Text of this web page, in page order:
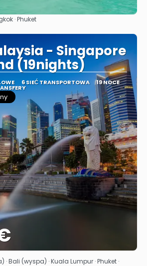
Zobacz
· Phuket
- Singapore
(19nights)
6 SIEĆ TRANSPORTOWA 19 NOCE
Zobacz
Bali (wyspa) · Kuala Lumpur · Phuket ·